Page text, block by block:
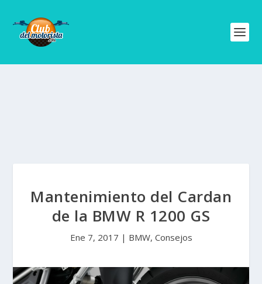
Mantenimiento del Cardan
de la BMW R 1200 GS
Ene 7, 2017 | BMW, Consejos